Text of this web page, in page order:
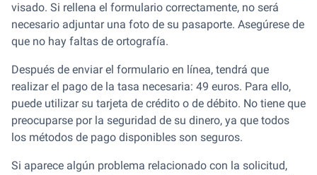
visado. Si rellena el formulario correctamente, no será
necesario adjuntar una foto de su pasaporte. Asegúrese de
que no hay faltas de ortografía.
Después de enviar el formulario en línea, tendrá que
realizar el pago de la tasa necesaria: 49 euros. Para ello,
puede utilizar su tarjeta de crédito o de débito. No tiene que
preocuparse por la seguridad de su dinero, ya que todos
los métodos de pago disponibles son seguros.
Si aparece algún problema relacionado con la solicitud,